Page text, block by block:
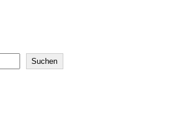
Suchen